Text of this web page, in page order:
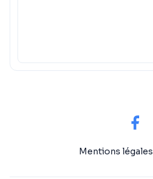
Mentions légales